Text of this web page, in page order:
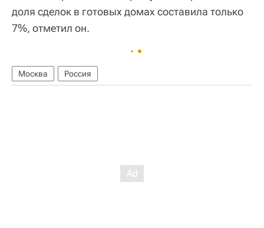
доля сделок в готовых домах составила только
7%, отметил он.
Москва Россия